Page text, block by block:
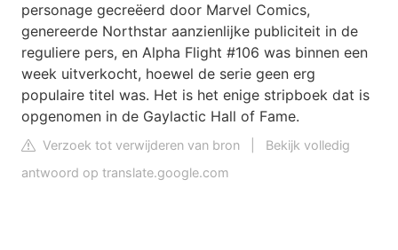
personage gecreëerd door Marvel Comics,
genereerde Northstar aanzienlijke publiciteit in de
reguliere pers, en Alpha Flight #106 was binnen een
week uitverkocht, hoewel de serie geen erg
populaire titel was. Het is het enige stripboek dat is
opgenomen in de Gaylactic Hall of Fame.
Verzoek tot verwijderen van bron
Bekijk volledig
antwoord op translate.google.com